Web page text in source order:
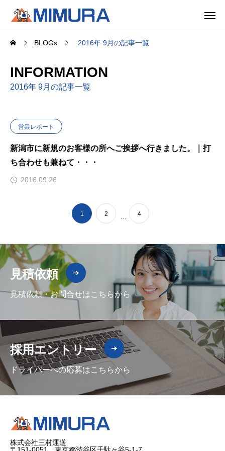
BLOGs 2016年 9月の記事一覧
INFORMATION
2016年 9月の記事一覧
営業レポート
新潟市に新規のお客様の所へご挨拶へ行きました。｜打
ち合わせも兼ねて・・・
2016.09.26
1 2 4
見積依頼
見積依頼・お問合せはこちらから
採用エントリー
ドライバーへの応募はこちらから
株式会社三村運送